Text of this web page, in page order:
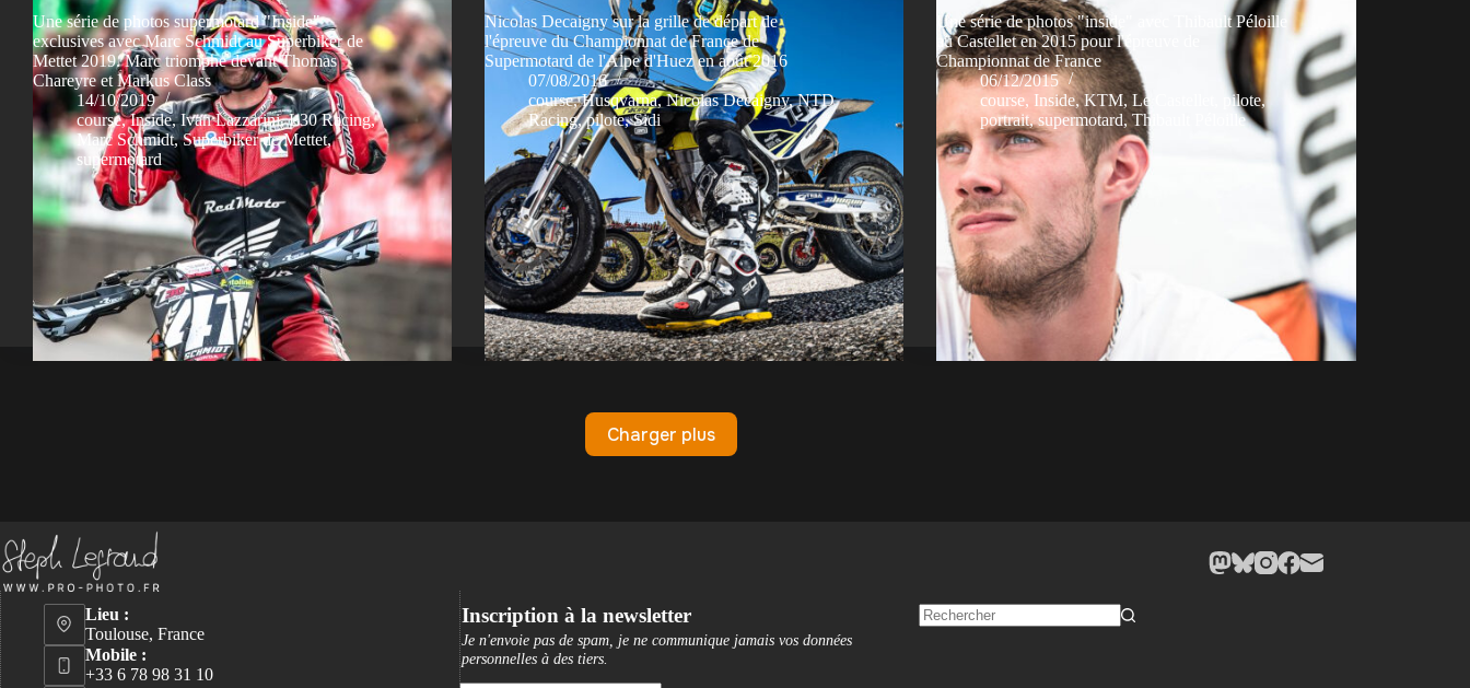
Une série de photos supermotard "Inside"
exclusives avec Marc Schmidt au Superbiker de
Mettet 2019. Marc triomphe devant Thomas
Chareyre et Markus Class
14/10/2019
course,Inside,Ivan Lazzarini,L30 Racing,
Marc Schmidt,Superbiker de Mettet,
supermotard
Nicolas Decaigny sur la grille de départ de
l'épreuve du Championnat de France de
Supermotard de l'Alpe d'Huez en août 2016
07/08/2016
course,Husqvarna,Nicolas Decaigny,NTD
Racing,pilote,Sidi
Une série de photos "inside" avec Thibault Péloille
au Castellet en 2015 pour l'épreuve de
Championnat de France
06/12/2015
course, Inside,KTM,Le Castellet pilote,
portrait,supermotard,Thibault Péloille
Charger plus
Lieu :
Toulouse, France
Mobile :
+33 6 78 98 31 10
Inscription à la newsletter
Je n'envoie pas de spam, je ne communique jamais vos données
personnelles à des tiers.